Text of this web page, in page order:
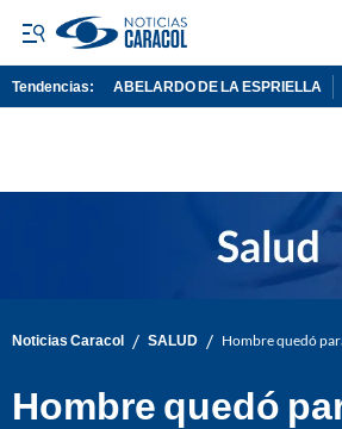
Tendencias: ABELARDO DE LA ESPRIELLA
Noticias Caracol / SALUD / Hombre quedó
Hombre quedó